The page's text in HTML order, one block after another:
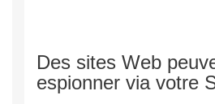
Des sites Web
espionner via votre